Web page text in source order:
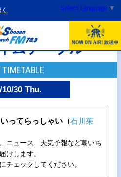
Select Language ▼
ムテーブル
TIMETABLE
10/30 Thu.
ってらっしゃい（石川茱
ニュース、天気予報など朝いち
けします。
チェックしてください。